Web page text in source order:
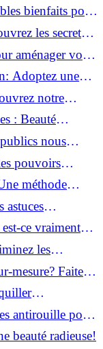
bienfaits pour
les secrets
aménager votre
Adoptez une
notre
: Beauté
nous
surprenantes!
pouvoirs
méthode
astuces
ce vraiment
les
mesure? Faites
antirouille pour
beauté radieuse!